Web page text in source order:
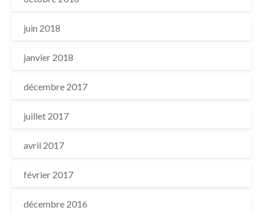
juin 2018
janvier 2018
décembre 2017
juillet 2017
avril 2017
février 2017
décembre 2016